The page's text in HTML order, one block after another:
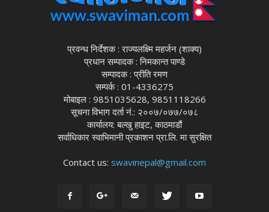
प्रवन्ध निर्देशक : राज्यलक्ष्मि महर्जन (शाक्य)
प्रधान सम्पादक : निमकान्त पाण्डे
सम्पादक : प्रीति रमण
सम्पर्क : 01-4336275
मोबाइल : 9851035628, 9851118266
सूचना विभाग दर्ता नं.: २००७/०७७/०७८
कार्यालय: बल्खु हाइट, काठमाडौं
सर्वाधिकार स्वाभिमानी प्रकाशन प्रा.लि. मा सुरक्षित
Contact us: swavinepal@gmail.com